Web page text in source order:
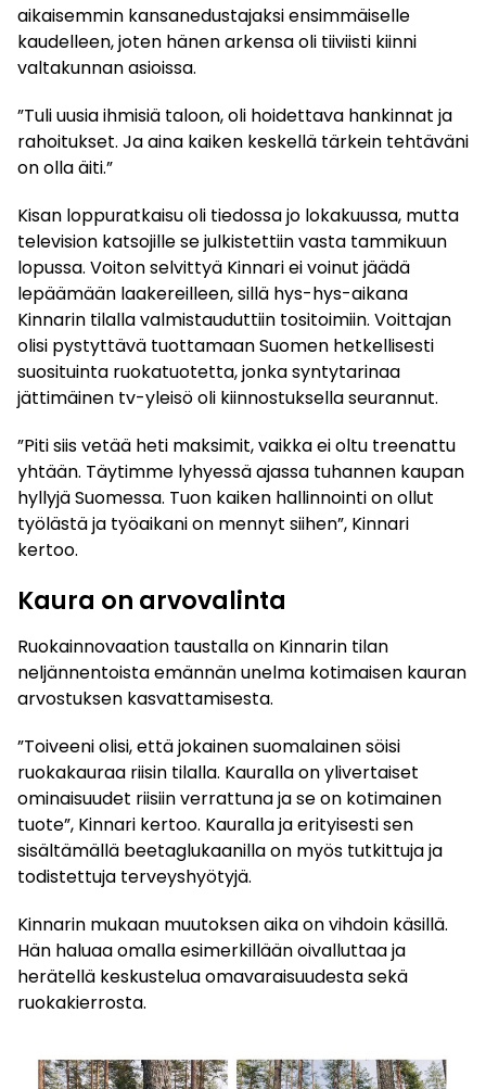
aikaisemmin kansanedustajaksi ensimmäiselle
kaudelleen, joten hänen arkensa oli tiiviisti kiinni
valtakunnan asioissa.
”Tuli uusia ihmisiä taloon, oli hoidettava hankinnat ja
rahoitukset. Ja aina kaiken keskellä tärkein tehtäväni
on olla äiti.”
Kisan loppuratkaisu oli tiedossa jo lokakuussa, mutta
television katsojille se julkistettiin vasta tammikuun
lopussa. Voiton selvittyä Kinnari ei voinut jäädä
lepäämään laakereilleen, sillä hys-hys-aikana
Kinnarin tilalla valmistauduttiin tositoimiin. Voittajan
olisi pystyttävä tuottamaan Suomen hetkellisesti
suosituinta ruokatuotetta, jonka syntytarinaa
jättimäinen tv-yleisö oli kiinnostuksella seurannut.
”Piti siis vetää heti maksimit, vaikka ei oltu treenattu
yhtään. Täytimme lyhyessä ajassa tuhannen kaupan
hyllyjä Suomessa. Tuon kaiken hallinnointi on ollut
työlästä ja työaikani on mennyt siihen”, Kinnari
kertoo.
Kaura on arvovalinta
Ruokainnovaation taustalla on Kinnarin tilan
neljännentoista emännän unelma kotimaisen kauran
arvostuksen kasvattamisesta.
”Toiveeni olisi, että jokainen suomalainen söisi
ruokakauraa riisin tilalla. Kauralla on ylivertaiset
ominaisuudet riisiin verrattuna ja se on kotimainen
tuote”, Kinnari kertoo. Kauralla ja erityisesti sen
sisältämällä beetaglukaanilla on myös tutkittuja ja
todistettuja terveyshyötyjä.
Kinnarin mukaan muutoksen aika on vihdoin käsillä.
Hän haluaa omalla esimerkillään oivalluttaa ja
herätellä keskustelua omavaraisuudesta sekä
ruokakierrosta.